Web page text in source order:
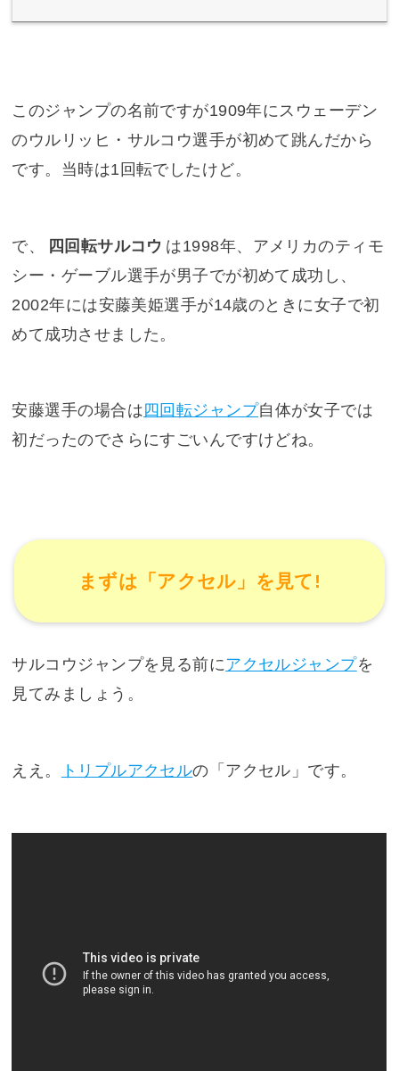
このジャンプの名前ですが1909年にスウェーデン
のウルリッヒ・サルコウ選手が初めて跳んだから
です。当時は1回転でしたけど。
で、 四回転サルコウ は1998年、アメリカのティモ
シー・ゲーブル選手が男子でが初めて成功し、
2002年には安藤美姫選手が14歳のときに女子で初
めて成功させました。
安藤選手の場合は 四回転ジャンプ自体が女子では
初だったのでさらにすごいんですけどね。
まずは「アクセル」を見て!
サルコウジャンプを見る前にアクセルジャンプを
見てみましょう。
ええ。 トリプルアクセルの「アクセル」です。